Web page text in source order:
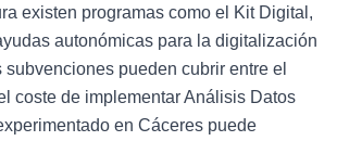
existen programas como el Kit Digital,
autonómicas para la digitalización
pueden cubrir entre el
coste de implementar Análisis Datos
en Cáceres puede